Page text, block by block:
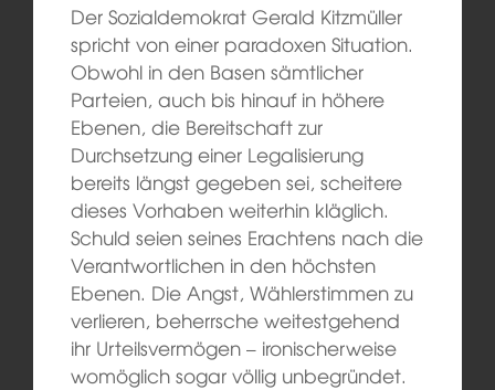
Der Sozialdemokrat Gerald Kitzmüller
spricht von einer paradoxen Situation.
Obwohl in den Basen sämtlicher
Parteien, auch bis hinauf in höhere
Ebenen, die Bereitschaft zur
Durchsetzung einer Legalisierung
bereits längst gegeben sei, scheitere
dieses Vorhaben weiterhin kläglich.
Schuld seien seines Erachtens nach die
Verantwortlichen in den höchsten
Ebenen. Die Angst, Wählerstimmen zu
verlieren, beherrsche weitestgehend
ihr Urteilsvermögen – ironischerweise
womöglich sogar völlig unbegründet.